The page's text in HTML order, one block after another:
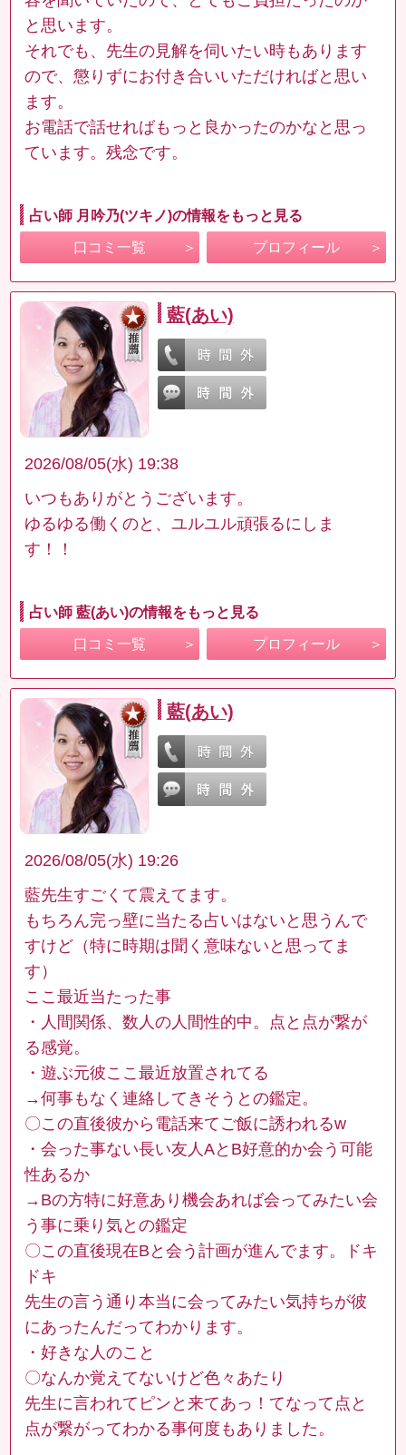
と思います。
それでも、先生の見解を伺いたい時もあります
ので、懲りずにお付き合いいただければと思い
ます。
お電話で話せればもっと良かったのかなと思っ
ています。残念です。
占い師 月吟乃(ツキノ)の情報をもっと見る
口コミ一覧 プロフィール
藍(あい)
2026/08/05(水) 19:38
いつもありがとうございます。
ゆるゆる働くのと、ユルユル頑張るにしま
す！！
占い師 藍(あい)の情報をもっと見る
口コミ一覧 プロフィール
藍(あい)
2026/08/05(水) 19:26
藍先生すごくて震えてます。
もちろん完っ壁に当たる占いはないと思うんで
すけど（特に時期は聞く意味ないと思ってま
す）
ここ最近当たった事
・人間関係、数人の人間性的中。点と点が繋が
る感覚。
・遊ぶ元彼ここ最近放置されてる
→何事もなく連絡してきそうとの鑑定。
〇この直後彼から電話来てご飯に誘われるw
・会った事ない長い友人AとB好意的か会う可能
性あるか
→Bの方特に好意あり機会あれば会ってみたい会
う事に乗り気との鑑定
〇この直後現在Bと会う計画が進んでます。ドキ
ドキ
先生の言う通り本当に会ってみたい気持ちが彼
にあったんだってわかります。
・好きな人のこと
〇なんか覚えてないけど色々あたり
先生に言われてピンと来てあっ！てなって点と
点が繋がってわかる事何度もありました。